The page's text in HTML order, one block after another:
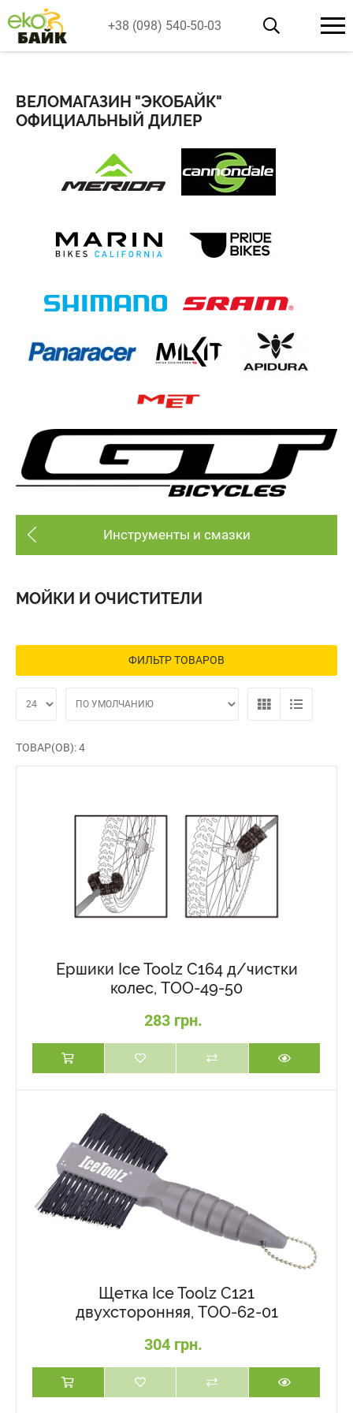
+38 (098) 540-50-03
ВЕЛОМАГАЗИН "ЭКОБАЙК"
ОФИЦИАЛЬНЫЙ ДИЛЕР
Инструменты и смазки
МОЙКИ И ОЧИСТИТЕЛИ
ФИЛЬТР ТОВАРОВ
ТОВАР(ОВ): 4
Ершики Ice Toolz C164 д/чистки
колес, TOO-49-50
283 грн.
Щетка Ice Toolz C121
двухсторонняя, TOO-62-01
304 грн.